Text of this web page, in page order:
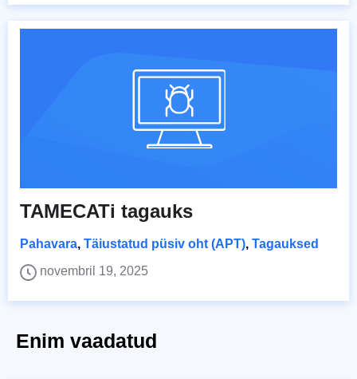
TAMECATi tagauks
Pahavara, Täiustatud püsiv oht (APT), Tagauksed
novembril 19, 2025
Enim vaadatud